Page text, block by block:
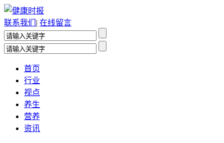
联系我们 | 在线留言
首页
行业
视点
养生
营养
资讯